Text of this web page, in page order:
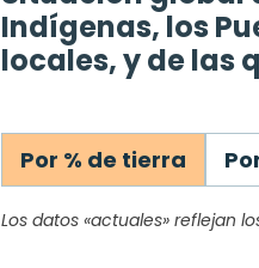
Indígenas, los
locales, y de las
Por % de tierra
Los datos «actuales» reflejan